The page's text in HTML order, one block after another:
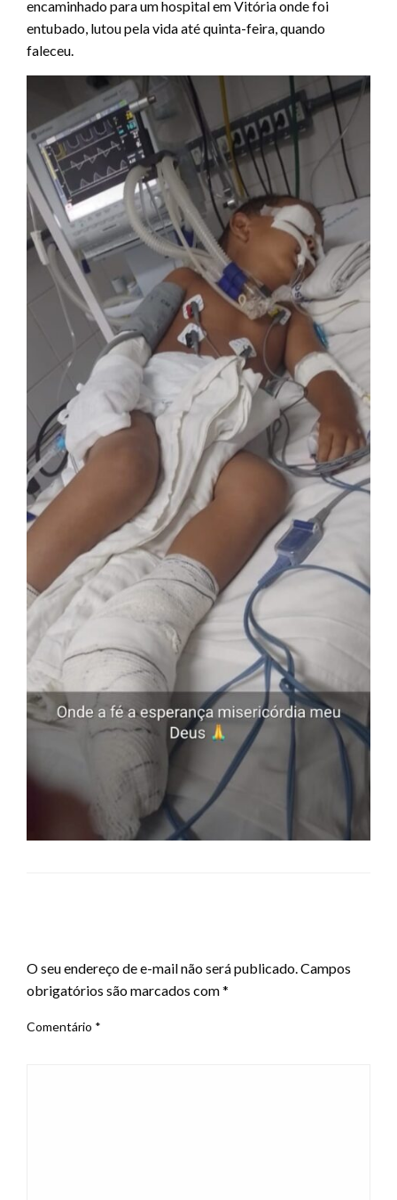
encaminhado para um hospital em Vitória onde foi
entubado, lutou pela vida até quinta-feira, quando
faleceu.
O seu endereço de e-mail não será publicado. Campos
obrigatórios são marcados com*
Comentário *